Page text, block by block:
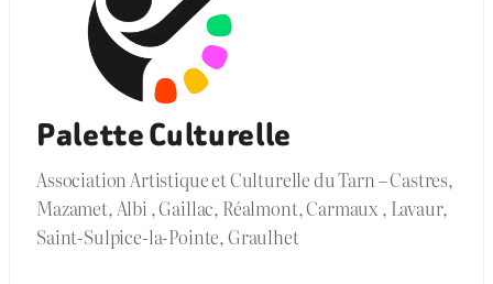
Palette Culturelle
Association Artistique et Culturelle du Tarn – Castres,
Mazamet, Albi , Gaillac, Réalmont, Carmaux , Lavaur,
Saint-Sulpice-la-Pointe, Graulhet